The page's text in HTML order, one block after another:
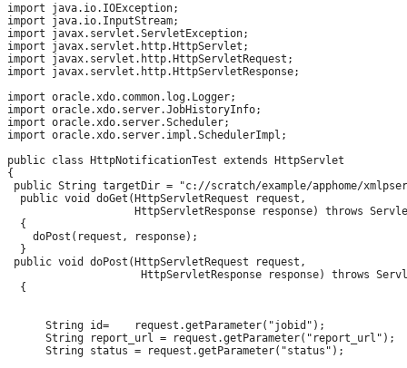
import java.io.IOException;
import java.io.InputStream;
import javax.servlet.ServletException;
import javax.servlet.http.HttpServlet;
import javax.servlet.http.HttpServletRequest;
import javax.servlet.http.HttpServletResponse;
import oracle.xdo.common.log.Logger;
import oracle.xdo.server.JobHistoryInfo;
import oracle.xdo.server.Scheduler;
import oracle.xdo.server.impl.SchedulerImpl;
public class HttpNotificationTest extends HttpServlet
{
public String targetDir = "c://scratch/example/apphome/
  public void doGet(HttpServletRequest request,
HttpServletResponse response) throws
  {
    doPost(request, response);
  }
public void doPost(HttpServletRequest request,
HttpServletResponse response) throws
  {
      String id=    request.getParameter("jobid");
      String report_url = request.getParameter("report_url");
      String status = request.getParameter("status");